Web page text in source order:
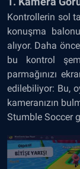
Kontrollerin sol
konuşma
alıyor. Daha
bu kontrol
parmağınızı
edilebiliyor: Bu,
kameranızın
Stumble Soccer